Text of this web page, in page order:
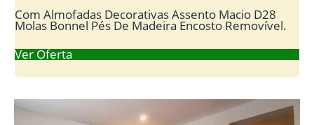
Com Almofadas Decorativas Assento Macio D28
Molas Bonnel Pés De Madeira Encosto Removível.
Ver Oferta